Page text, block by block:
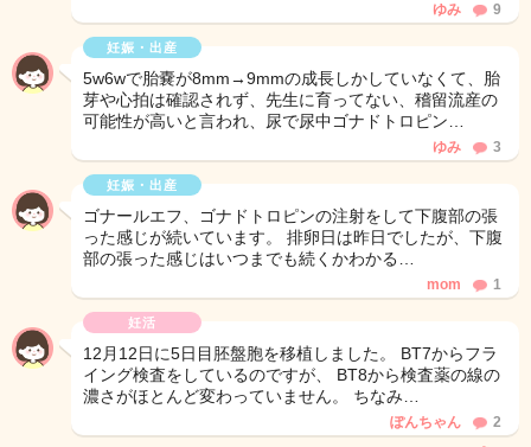
ゆみ 9
妊娠・出産
5w6wで胎嚢が8mm→9mmの成長しかしていなくて、胎
芽や心拍は確認されず、先生に育ってない、稽留流産の
可能性が高いと言われ、尿で尿中ゴナドトロピン…
ゆみ 3
妊娠・出産
ゴナールエフ、ゴナドトロピンの注射をして下腹部の張
った感じが続いています。 排卵日は昨日でしたが、下腹
部の張った感じはいつまでも続くかわかる…
mom 1
妊活
12月12日に5日目胚盤胞を移植しました。 BT7からフラ
イング検査をしているのですが、 BT8から検査薬の線の
濃さがほとんど変わっていません。 ちなみ…
ぽんちゃん 2